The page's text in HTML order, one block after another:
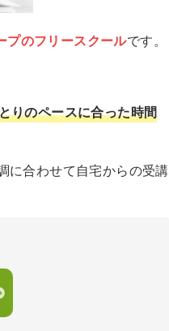
プのフリースクールです。
りのペースに合った時間
に合わせて自宅からの受講